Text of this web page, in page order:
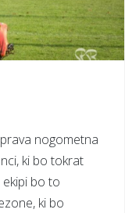
nogometna
ki bo tokrat
bo to
ki bo